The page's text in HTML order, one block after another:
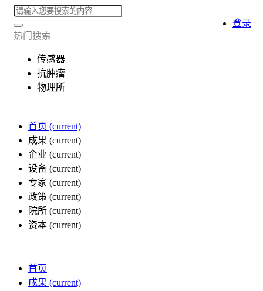
热门搜索
传感器
抗肿瘤
物理所
首页 (current)
成果 (current)
企业 (current)
设备 (current)
专家 (current)
政策 (current)
院所 (current)
资本 (current)
登录
首页
成果 (current)